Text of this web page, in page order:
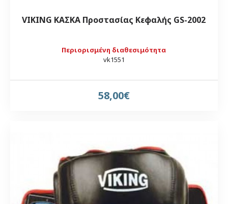
Περιορισμένη διαθεσιμότητα
vk1551
VIKING ΚΑΣΚΑ Προστασίας Κεφαλής GS-2002
58,00€